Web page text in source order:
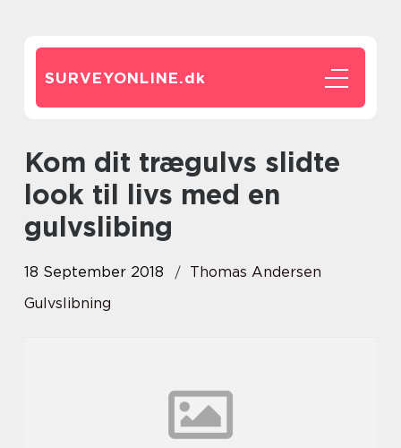
SURVEYONLINE.dk
Kom dit trægulvs slidte
look til livs med en
gulvslibing
18 September 2018
Thomas Andersen
Gulvslibning